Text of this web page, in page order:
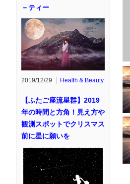
－ティー
2019/12/29 Health & Beauty
【ふたご座流星群】2019
年の時間と方角！見え方や
観測スポットでクリスマス
前に星に願いを